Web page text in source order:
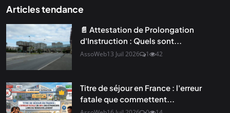
Articles tendance
📄 Attestation de Prolongation
d'Instruction : Quels sont...
AssoWeb13 Juil 2026 1 42
Titre de séjour en France : l'erreur
fatale que commettent...